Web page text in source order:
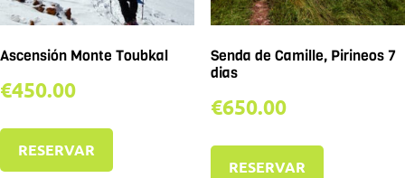
Ascensión Monte Toubkal
€450.00
RESERVAR
Senda de Camille, Pirineos 7
dias
€650.00
RESERVAR